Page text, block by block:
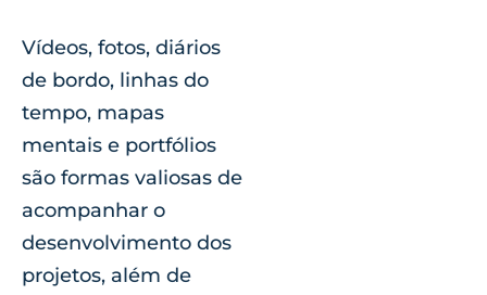
Vídeos, fotos, diários
de bordo, linhas do
tempo, mapas
mentais e portfólios
são formas valiosas de
acompanhar o
desenvolvimento dos
projetos, além de